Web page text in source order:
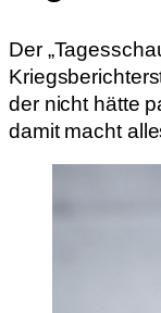
Der
der nicht hätte
damit macht